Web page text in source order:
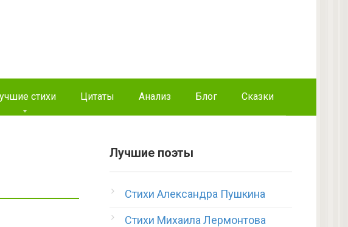
стихи Цитаты Анализ Блог Сказки
Лучшие поэты
Стихи Александра Пушкина
Стихи Михаила Лермонтова